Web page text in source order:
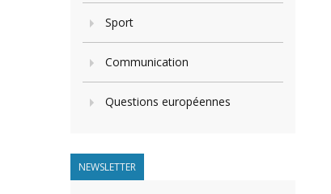
Sport
Communication
Questions européennes
NEWSLETTER